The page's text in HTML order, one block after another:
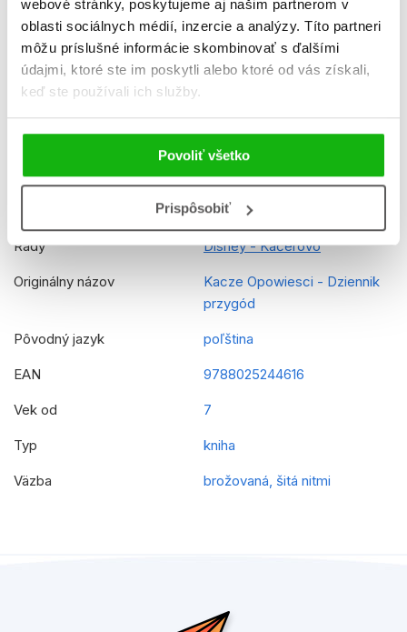
webové stránky, poskytujeme aj našim partnerom v
oblasti sociálnych médií, inzercie a analýzy. Títo partneri
môžu príslušné informácie skombinovať s ďalšími
údajmi, ktoré ste im poskytli alebo ktoré od vás získali,
keď ste používali ich služby.
Povoliť všetko
Prispôsobiť
Počet strán 64
K stiahnutiu Ukážka.pdf
Dátum vydania
Formát 165x237 mm
Hmotnosť 1,45 kg
slovenčina
Rady Disney - Káčerovo
Originálny názov
Kacze Opowiesci - Dziennik
przygód
Pôvodný jazyk poľština
EAN 9788025244616
Vek od 7
Typ kniha
Väzba brožovaná, šitá nitmi